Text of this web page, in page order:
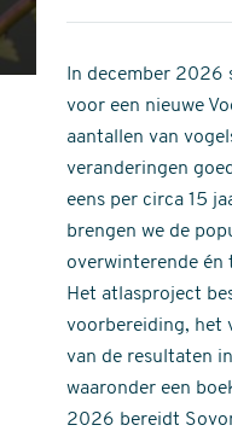
stars
of
stars
In december 2026
voor een nieuwe
aantallen van
veranderingen
eens per circa 15
brengen we de
overwinterende én
Het atlasproject
voorbereiding, het
van de resultaten
waaronder een
2026 bereidt